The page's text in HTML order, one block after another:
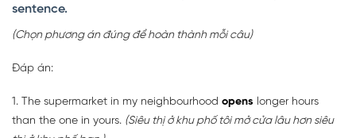
sentence.
(Chọn phương án đúng để hoàn thành mỗi câu)
Đáp án:
1. The supermarket in my neighbourhood opens longer hours
than the one in yours. (Siêu thị ở khu phố tôi mở cửa lâu hơn siêu